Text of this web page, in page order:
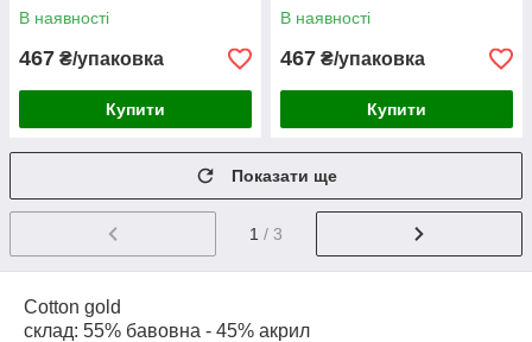
В наявності
467 ₴/упаковка
Купити
В наявності
467 ₴/упаковка
Купити
Показати ще
1 / 3
Cotton gold
склад: 55% бавовна - 45% акрил